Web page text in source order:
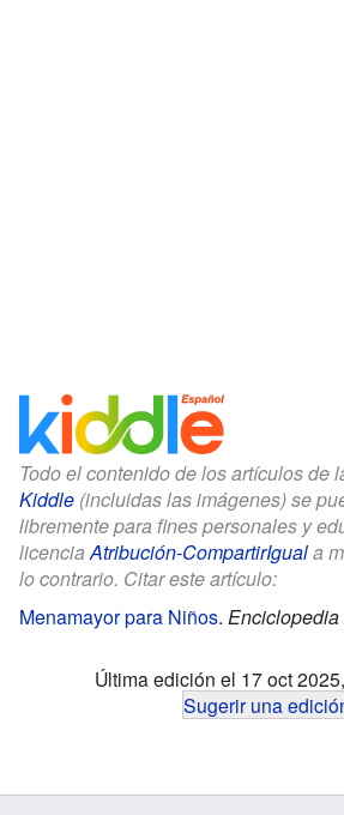
Todo el contenido de los artículos de
Kiddle (incluidas las imágenes) se
libremente para fines personales y
licenciaAtribución-CompartirIguala
lo contrario. Citar este artículo:
Menamayor para Niños. Enciclopedia
Última edición el 17 oct
Sugerir una